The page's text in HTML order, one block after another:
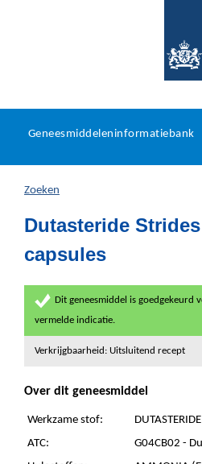
U
hier:
Geneesmiddeleninformatiebank
Zoeken
Dutasteride
capsules
Dit geneesmiddel is goedgekeurd
vermelde indicatie.
Verkrijgbaarheid: Uitsluitend recept
Over dit geneesmiddel
Werkzame stof:
ATC:
G04CB02 -